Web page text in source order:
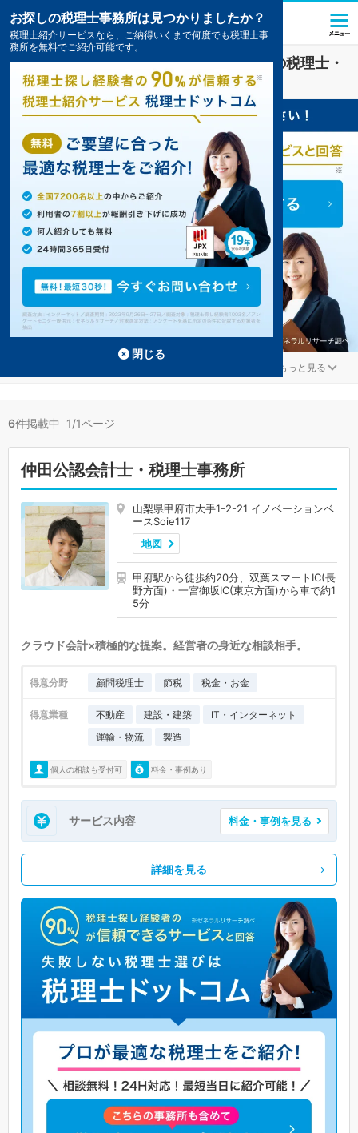
一般社団法人業界に強い甲府市(山梨県)の税理士・
会計事務所の一覧6件掲載中
もっと見る
6件掲載中 1/1ページ
仲田公認会計士・税理士事務所
山梨県甲府市大手1-2-21 イノベーションベ
ースSoie117
地図
甲府駅から徒歩約20分、双葉スマートIC(長
野方面)・一宮御坂IC(東京方面)から車で約1
5分
クラウド会計×積極的な提案。経営者の身近な相談相手。
得意分野 顧問税理士 節税 税金・お金
得意業種 不動産 建設・建築
IT・インターネット
運輸・物流
製造
個人の相談も受付可 料金・事例あり
サービス内容 料金・事例を見る
詳細を見る
お探しの税理士事務所は見つかりましたか？
税理士紹介サービスなら、ご納得いくまで何度でも税理士事
務所を無料でご紹介可能です。
閉じる